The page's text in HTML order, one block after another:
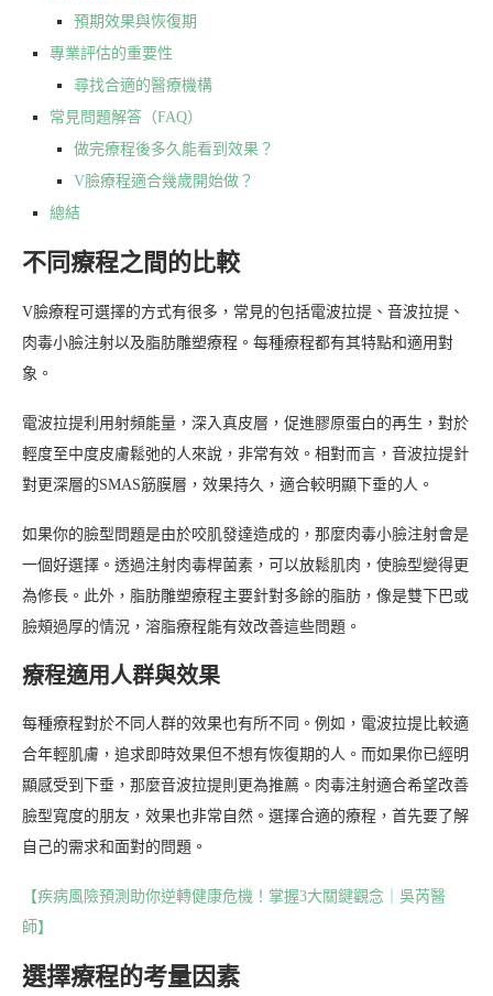
預期效果與恢復期
專業評估的重要性
尋找合適的醫療機構
常見問題解答（FAQ）
做完療程後多久能看到效果？
V臉療程適合幾歲開始做？
總結
不同療程之間的比較
V臉療程可選擇的方式有很多，常見的包括電波拉提、音波拉提、
肉毒小臉注射以及脂肪雕塑療程。每種療程都有其特點和適用對
象。
電波拉提利用射頻能量，深入真皮層，促進膠原蛋白的再生，對於
輕度至中度皮膚鬆弛的人來說，非常有效。相對而言，音波拉提針
對更深層的SMAS筋膜層，效果持久，適合較明顯下垂的人。
如果你的臉型問題是由於咬肌發達造成的，那麼肉毒小臉注射會是
一個好選擇。透過注射肉毒桿菌素，可以放鬆肌肉，使臉型變得更
為修長。此外，脂肪雕塑療程主要針對多餘的脂肪，像是雙下巴或
臉頰過厚的情況，溶脂療程能有效改善這些問題。
療程適用人群與效果
每種療程對於不同人群的效果也有所不同。例如，電波拉提比較適
合年輕肌膚，追求即時效果但不想有恢復期的人。而如果你已經明
顯感受到下垂，那麼音波拉提則更為推薦。肉毒注射適合希望改善
臉型寬度的朋友，效果也非常自然。選擇合適的療程，首先要了解
自己的需求和面對的問題。
【疾病風險預測助你逆轉健康危機！掌握3大關鍵觀念｜吳芮醫
師】
選擇療程的考量因素